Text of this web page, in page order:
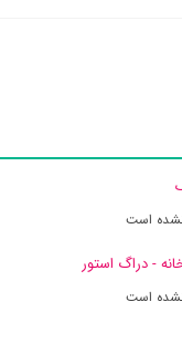
است
- دراگ استور
است